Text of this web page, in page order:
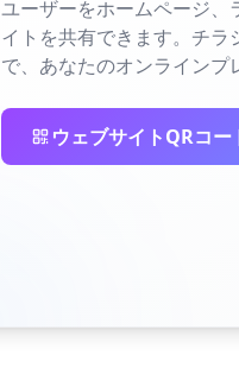
ユーザーをホームページ、
イトを共有できます。チ
で、あなたのオンラインプ
ウェブサイトQRコー